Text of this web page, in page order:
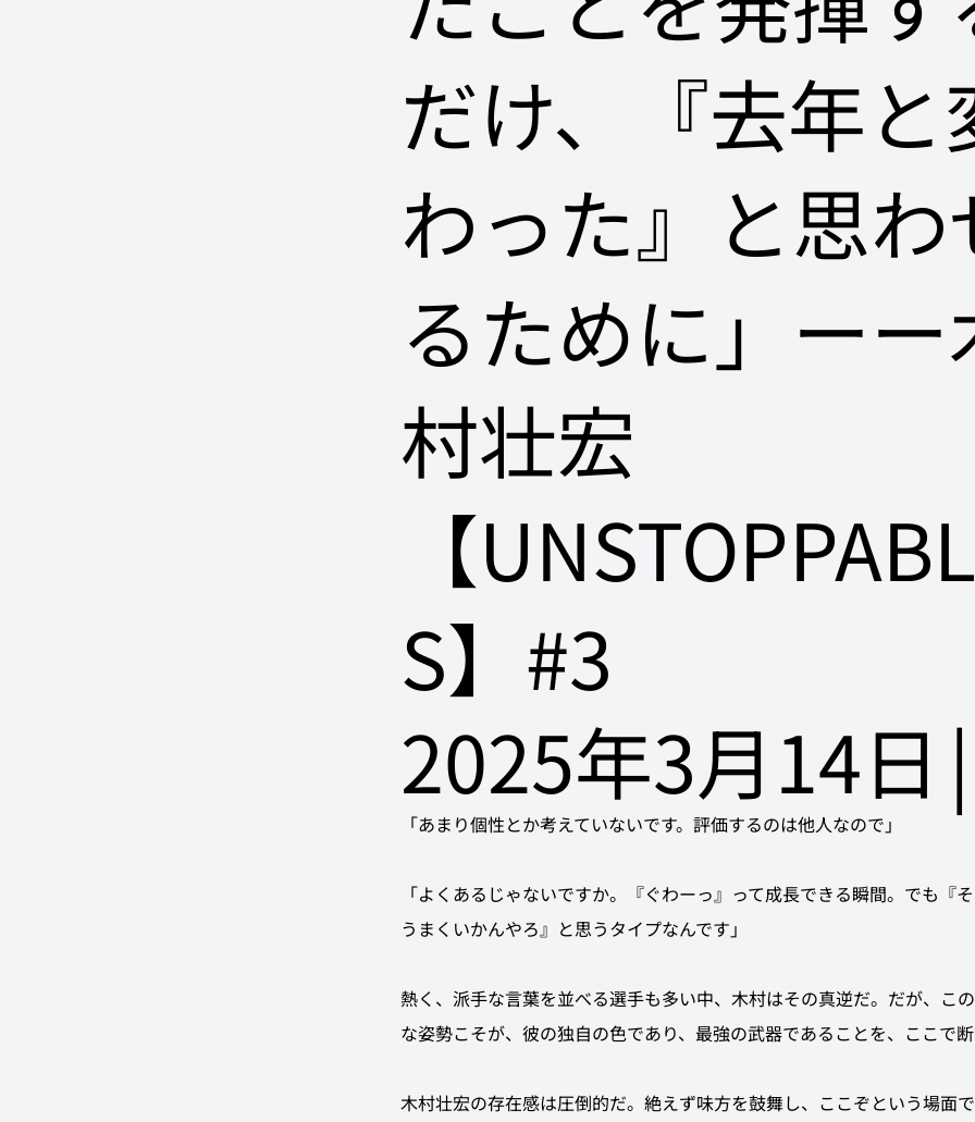
だけ、『去年と
わった』と思わ
るために」ーー
村壮宏
【
S】#3
2025年3月14日 |
「あまり個性とか考えていないです。評価するのは他人なので」
「よくあるじゃないですか。『ぐわーっ』って成長できる瞬間。でも『
うまくいかんやろ』と思うタイプなんです」
熱く、派手な言葉を並べる選手も多い中、木村はその真逆だ。だが、こ
な姿勢こそが、彼の独自の色であり、最強の武器であることを、ここで
木村壮宏の存在感は圧倒的だ。絶えず味方を鼓舞し、ここぞという場面